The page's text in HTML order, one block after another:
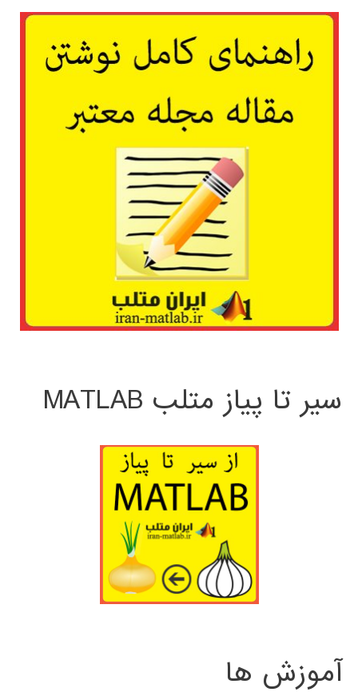
سیر تا پیاز متلب MATLAB
آموزش ها